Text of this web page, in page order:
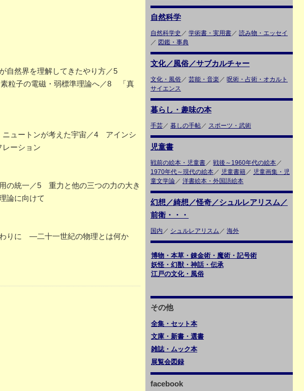
然界を理解してきたやり方／5
粒子の電磁・弱標準理論へ／8 「真
ュートンが考えた宇宙／4 アインシ
ーション
統一／5 重力と他の三つの力の大き
論に向けて
りに ―二十一世紀の物理とは何か
自然科学
自然科学史 ／ 学術書・実用書／ 読み物・エッセイ
／ 図鑑・事典
文化／風俗／サブカルチャー
文化・風俗／ 芸能・音楽 ／ 呪術・占術・オカルト
サイエンス
暮らし・趣味の本
手芸／ 暮しの手帖／ スポーツ・武術
児童書
戦前の絵本・児童書／ 戦後～1960年代の絵本／
1970年代～現代の絵本／ 児童書籍／ 児童画集・児
童文学論／ 洋書絵本・外国語絵本
幻想／綺想／怪奇／シュルレアリスム／
前衛・・・
国内 ／ シュルレアリスム ／ 海外
博物・本草・錬金術・魔術・記号術
妖怪・幻獣・神話・伝承
江戸の文化・風俗
その他
全集・セット本
文庫・新書・選書
雑誌・ムック本
展覧会図録
facebook